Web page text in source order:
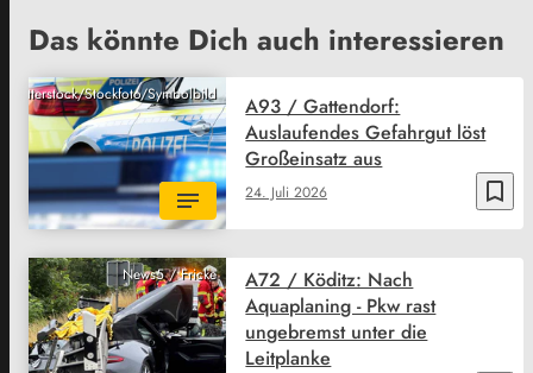
Das könnte Dich auch interessieren
Shutterstock/Stockfoto/Symbolbild
bookmark_border
24. Juli 2026
A93 / Gattendorf:
Auslaufendes Gefahrgut löst
Großeinsatz aus
News5 / Fricke
A72 / Köditz: Nach
Aquaplaning - Pkw rast
ungebremst unter die
Leitplanke